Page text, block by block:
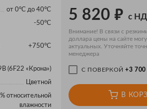
от 0°С до 40°С
-50°C
+750°C
(6F22 «Крона»)
Цветной
относительной
влажности
5 820 ₽ с
Внимание! В связи с
доллара цены на сайте
актуальных. Уточняйте
менеджера
С ПОВЕРКОЙ+3 700
В